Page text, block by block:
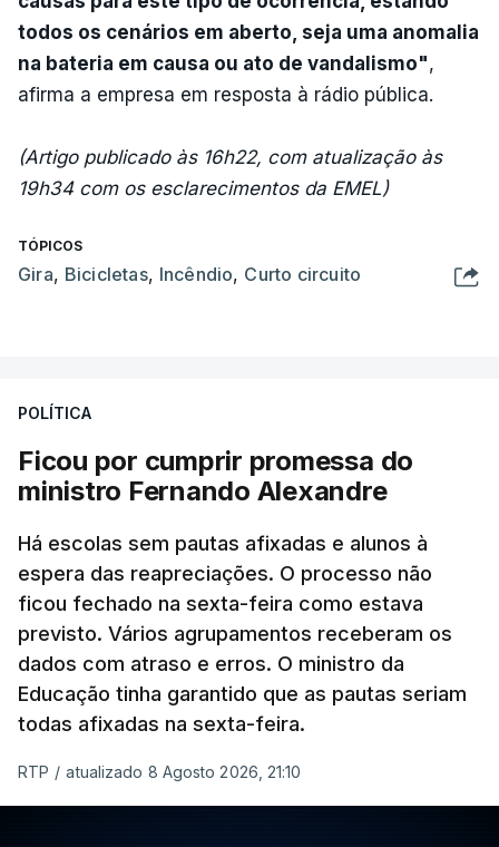
todos os cenários em aberto, seja uma anomalia
na bateria em causa ou ato de vandalismo",
afirma a empresa em resposta à rádio pública.
(Artigo publicado às 16h22, com atualização às
19h34 com os esclarecimentos da EMEL)
TÓPICOS
Gira, Bicicletas, Incêndio, Curto circuito
POLÍTICA
Ficou por cumprir promessa do
ministro Fernando Alexandre
Há escolas sem pautas afixadas e alunos à
espera das reapreciações. O processo não
ficou fechado na sexta-feira como estava
previsto. Vários agrupamentos receberam os
dados com atraso e erros. O ministro da
Educação tinha garantido que as pautas seriam
todas afixadas na sexta-feira.
RTP / atualizado 8 Agosto 2026, 21:10